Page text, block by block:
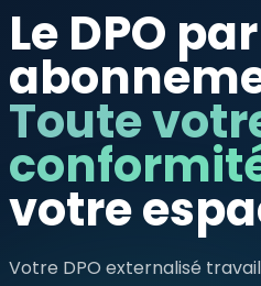
Le DPO par
Toute
votre
Votre DPO externalisé